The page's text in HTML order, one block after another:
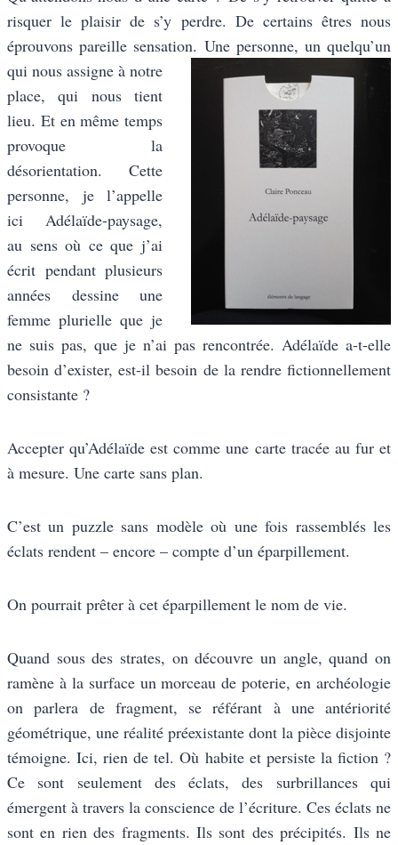
risquer le plaisir de s’y perdre. De certains êtres nous
éprouvons pareille sensation. Unepersonne, un quelqu’un
qui nous assigne à notre
place, qui nous tient
lieu. Et en même temps
provoque la
désorientation. Cette
personne, je l’appelle
ici Adélaïde-paysage,
au sens où ce que j’ai
écrit pendant plusieurs
années dessine une
femme plurielle que je
ne suis pas, que je n’ai pas rencontrée. Adélaïde a-t-elle
besoin d’exister, est-il besoin de la rendre fictionnellement
consistante ?
Accepter qu’Adélaïde est comme une carte tracée au fur et
à mesure. Une carte sans plan.
C’est un puzzle sans modèle où une fois rassemblés les
éclats rendent – encore – compte d’un éparpillement.
On pourrait prêter à cet éparpillement le nom de vie.
Quand sous des strates, on découvre un angle, quand on
ramène à la surface un morceau de poterie, en archéologie
on parlera de fragment, se référant à une antériorité
géométrique, une réalité préexistante dont la pièce disjointe
témoigne. Ici, rien de tel. Où habite et persiste la fiction ?
Ce sont seulement des éclats, des surbrillances qui
émergent à travers la conscience de l’écriture. Ces éclats ne
sont en rien des fragments. Ils sont des précipités. Ils ne